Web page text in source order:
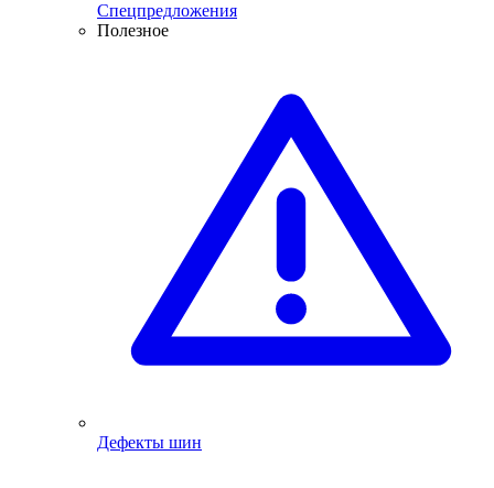
Спецпредложения
Полезное
Дефекты шин